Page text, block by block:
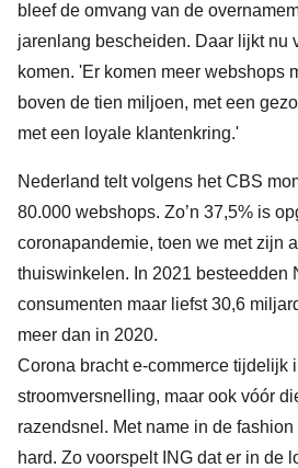
bleef de omvang van de
jarenlang bescheiden. Daar lijkt nu
komen. 'Er komen meer webshops
boven de tien miljoen, met een
met een loyale klantenkring.'
Nederland telt volgens het CBS
80.000 webshops. Zo’n 37,5% is
coronapandemie, toen we met zijn
thuiswinkelen. In 2021 besteedden
consumenten maar liefst 30,6
meer dan in 2020.
Corona bracht e-commerce tijdelijk
stroomversnelling, maar ook vóór
razendsnel. Met name in de
hard. Zo voorspelt ING dat er in de